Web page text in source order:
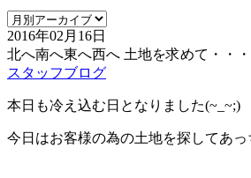
2016年02月16日
北へ南へ東へ西へ 土地を求めて・・・
スタッフブログ
本日も冷え込む日となりました(~_~;)
今日はお客様の為の土地を探してあっ